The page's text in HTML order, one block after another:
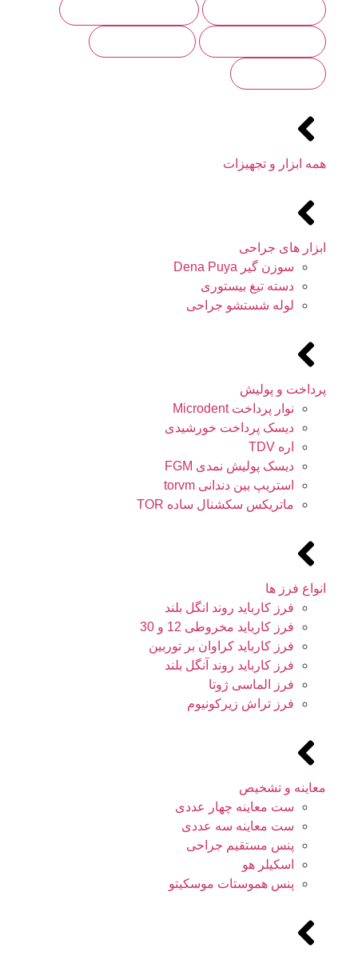
همه ابزار و تجهیزات
ابزار های جراحی
سوزن گیر Dena Puya
دسته تیغ بیستوری
لوله شستشو جراحی
پرداخت و پولیش
نوار پرداخت Microdent
دیسک پرداخت خورشیدی
اره TDV
دیسک پولیش نمدی FGM
استریپ بین دندانی torvm
ماتریکس سکشنال ساده TOR
انواع فرز ها
فرز کارباید روند انگل بلند
فرز کارباید مخروطی 12 و 30
فرز کارباید کراوان بر توربین
فرز کارباید روند آنگل بلند
فرز الماسی ژوتا
فرز تراش زیرکونیوم
معاینه و تشخیص
ست معاینه چهار عددی
ست معاینه سه عددی
پنس مستقیم جراحی
اسکیلر هو
پنس هموستات موسکیتو